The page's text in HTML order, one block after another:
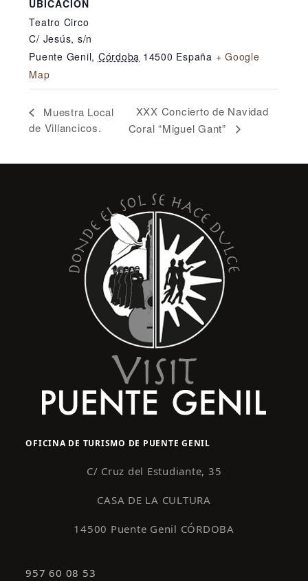
UBICACIÓN
Teatro Circo
C/ Jesús, s/n
Puente Genil, Córdoba 14500 España + Google
Map
Muestra Local
de Villancicos.
XXX Concierto de Navidad
Coral “Miguel Gant”
OFICINA DE TURISMO DE PUENTE GENIL
C/ Cruz del Estudiante, 35
CASA DE LA CULTURA
14500 Puente Genil CÓRDOBA
957 60 08 53